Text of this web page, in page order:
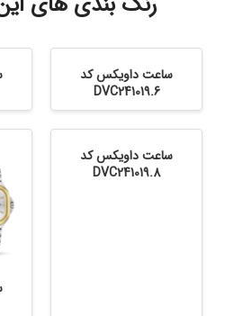
ساعت داویکس کد
DVC241019.6
ساعت داویکس کد
DVC241019.8